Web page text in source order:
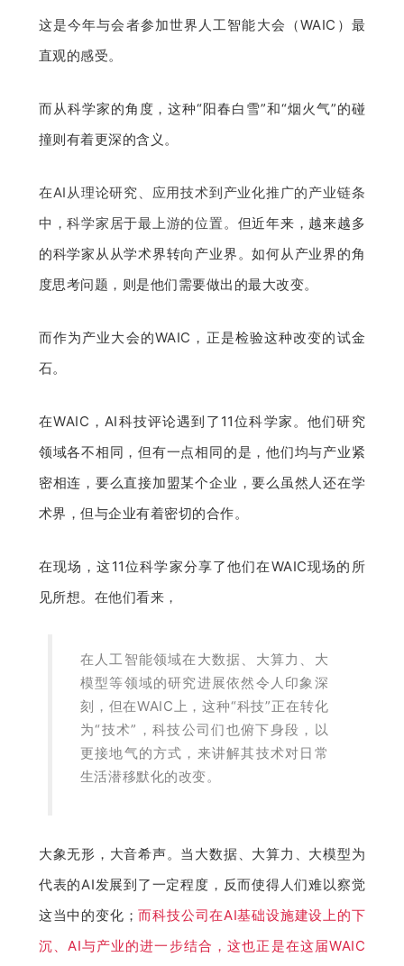
专
题
机
这是今年与会者参加世界人工智能大会（WAIC）最
直观的感受。
而从科学家的角度，这种“阳春白雪”和“烟火气”的碰
撞则有着更深的含义。
在AI从理论研究、应用技术到产业化推广的产业链条
中，科学家居于最上游的位置。 但近年来，越来越多
的科学家从从学术界转向产业界。如何从产业界的角
度思考问题，则是他们需要做出的最大改变。
而作为产业大会的WAIC，正是检验这种改变的试金
石。
在WAIC，AI科技评论遇到了11位科学家。他们研究
领域各不相同，但有一点相同的是，他们均与产业紧
密相连，要么直接加盟某个企业，要么虽然人还在学
术界，但与企业有着密切的合作。
在现场，这11位科学家分享了他们在WAIC现场的所
见所想。 在他们看来，
在人工智能领域在大数据、大算力、大
模型等领域的研究进展依然令人印象深
刻，但在WAIC上，这种“科技”正在转化
为“技术”，科技公司们也俯下身段，以
更接地气的方式，来讲解其技术对日常
生活潜移默化的改变。
大象无形，大音希声。当大数据、大算力、大模型为
代表的AI发展到了一定程度，反而使得人们难以察觉
这当中的变化；而科技公司在AI基础设施建设上的下
沉、AI与产业的进一步结合，这也正是在这届WAIC